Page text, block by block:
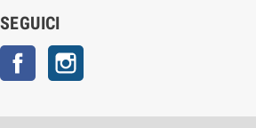
SEGUICI
Facebook